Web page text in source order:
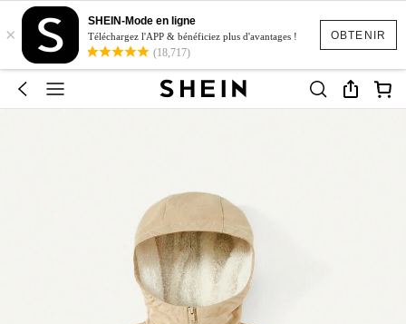
OBTENIR
×
SHEIN-Mode en ligne
Téléchargez l'APP & bénéficiez plus d'avantages !
(18,717)